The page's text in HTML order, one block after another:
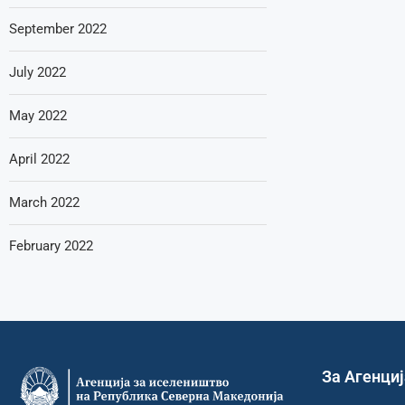
September 2022
July 2022
May 2022
April 2022
March 2022
February 2022
За